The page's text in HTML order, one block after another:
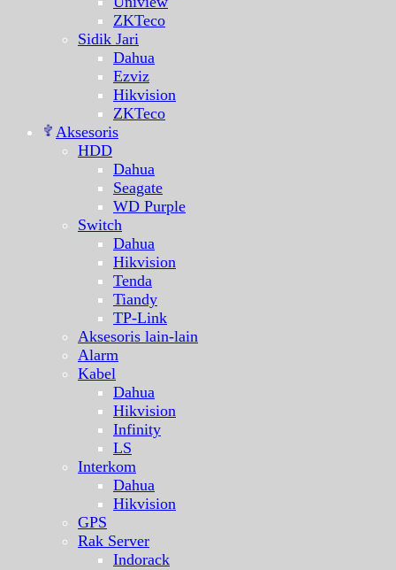
ZKTeco
Sidik Jari
Dahua
Ezviz
Hikvision
ZKTeco
Aksesoris
HDD
Dahua
Seagate
WD Purple
Switch
Dahua
Hikvision
Tenda
Tiandy
TP-Link
Aksesoris lain-lain
Alarm
Kabel
Dahua
Hikvision
Infinity
LS
Interkom
Dahua
Hikvision
GPS
Rak Server
Indorack